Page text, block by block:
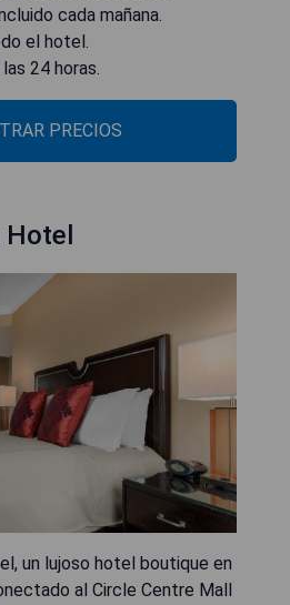
cada mañana.
el hotel.
24 horas.
PRECIOS
Hotel
un lujoso hotel boutique en
al Circle Centre Mall